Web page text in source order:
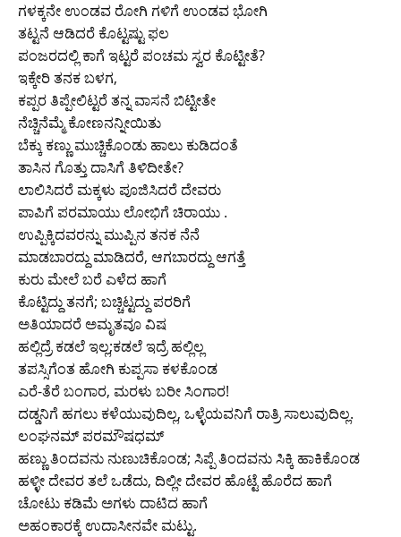
ಗಳಕ್ಕನೇ ಉಂಡವ ರೋಗಿ ಗಳಿಗೆ ಉಂಡವ ಭೋಗಿ
ತಟ್ಟನೆ ಆಡಿದರೆ ಕೊಟ್ಟಷ್ಟು ಫಲ
ಪಂಜರದಲ್ಲಿ ಕಾಗೆ ಇಟ್ಟರೆ ಪಂಚಮ ಸ್ವರ ಕೊಟ್ಟೀತೆ?
ಇಕ್ಕೇರಿ ತನಕ ಬಳಗ,
ಕಪ್ಪರ ತಿಪ್ಪೇಲಿಟ್ಟರೆ ತನ್ನ ವಾಸನೆ ಬಿಟ್ಟೀತೇ
ನೆಚ್ಚಿನೆಮ್ಮೆ ಕೋಣನನ್ನೀಯಿತು
ಬೆಕ್ಕು ಕಣ್ಣು ಮುಚ್ಚಿಕೊಂಡು ಹಾಲು ಕುಡಿದಂತೆ
ತಾಸಿನ ಗೊತ್ತು ದಾಸಿಗೆ ತಿಳಿದೀತೇ?
ಲಾಲಿಸಿದರೆ ಮಕ್ಕಳು ಪೂಜಿಸಿದರೆ ದೇವರು
ಪಾಪಿಗೆ ಪರಮಾಯು ಲೋಭಿಗೆ ಚಿರಾಯು .
ಉಪ್ಪಿಕ್ಕಿದವರನ್ನು ಮುಪ್ಪಿನ ತನಕ ನೆನೆ
ಮಾಡಬಾರದ್ದು ಮಾಡಿದರೆ, ಆಗಬಾರದ್ದು ಆಗತ್ತೆ
ಕುರು ಮೇಲೆ ಬರೆ ಎಳೆದ ಹಾಗೆ
ಕೊಟ್ಟಿದ್ದು ತನಗೆ; ಬಚ್ಚಿಟ್ಟದ್ದು ಪರರಿಗೆ
ಅತಿಯಾದರೆ ಅಮೃತವೂ ವಿಷ
ಹಲ್ಲಿದ್ರೆ ಕಡಲೆ ಇಲ್ಲ;ಕಡಲೆ ಇದ್ರೆ ಹಲ್ಲಿಲ್ಲ
ತಪಸ್ಸಿಗೆಂತ ಹೋಗಿ ಕುಪ್ಪಸಾ ಕಳಕೊಂಡ
ಎರೆ-ತೆರೆ ಬಂಗಾರ, ಮರಳು ಬರೀ ಸಿಂಗಾರ!
ದಡ್ಡನಿಗೆ ಹಗಲು ಕಳೆಯುವುದಿಲ್ಲ, ಒಳ್ಳೆಯವನಿಗೆ ರಾತ್ರಿ ಸಾಲುವುದಿಲ್ಲ.
ಲಂಘನಮ್ ಪರಮೌಷಧಮ್
ಹಣ್ಣು ತಿಂದವನು ನುಣುಚಿಕೊಂಡ; ಸಿಪ್ಪೆ ತಿಂದವನು ಸಿಕ್ಕಿ ಹಾಕಿಕೊಂಡ
ಹಳ್ಳೀ ದೇವರ ತಲೆ ಒಡೆದು, ದಿಲ್ಲೀ ದೇವರ ಹೊಟ್ಟೆ ಹೊರೆದ ಹಾಗೆ
ಚೋಟು ಕಡಿಮೆ ಅಗಳು ದಾಟಿದ ಹಾಗೆ
ಅಹಂಕಾರಕ್ಕೆ ಉದಾಸೀನವೇ ಮಟ್ಟು.